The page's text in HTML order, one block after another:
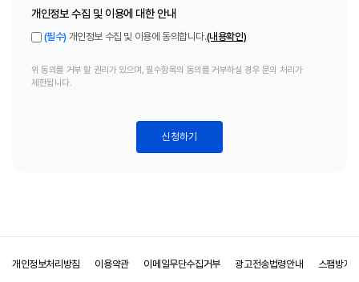
개인정보 수집 및 이용에 대한 안내
(필수) 개인정보 수집 및 이용에 동의합니다.(내용확인)
위 동의를 거부 할 권리가 있으며, 필수항목의 동의를 거부하실 경우 문의 처리가
제한됩니다.
신청하기
개인정보처리방침 이용약관 이메일무단수집거부 광고전송법령안내 스팸방지